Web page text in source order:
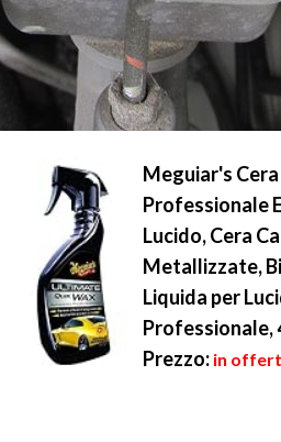
Meguiar's
Professionale
Lucido, Cera
Metallizzate,
Liquida per
Professionale,
Prezzo: in